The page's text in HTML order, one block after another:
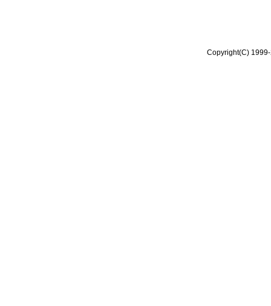
Copyright(C)